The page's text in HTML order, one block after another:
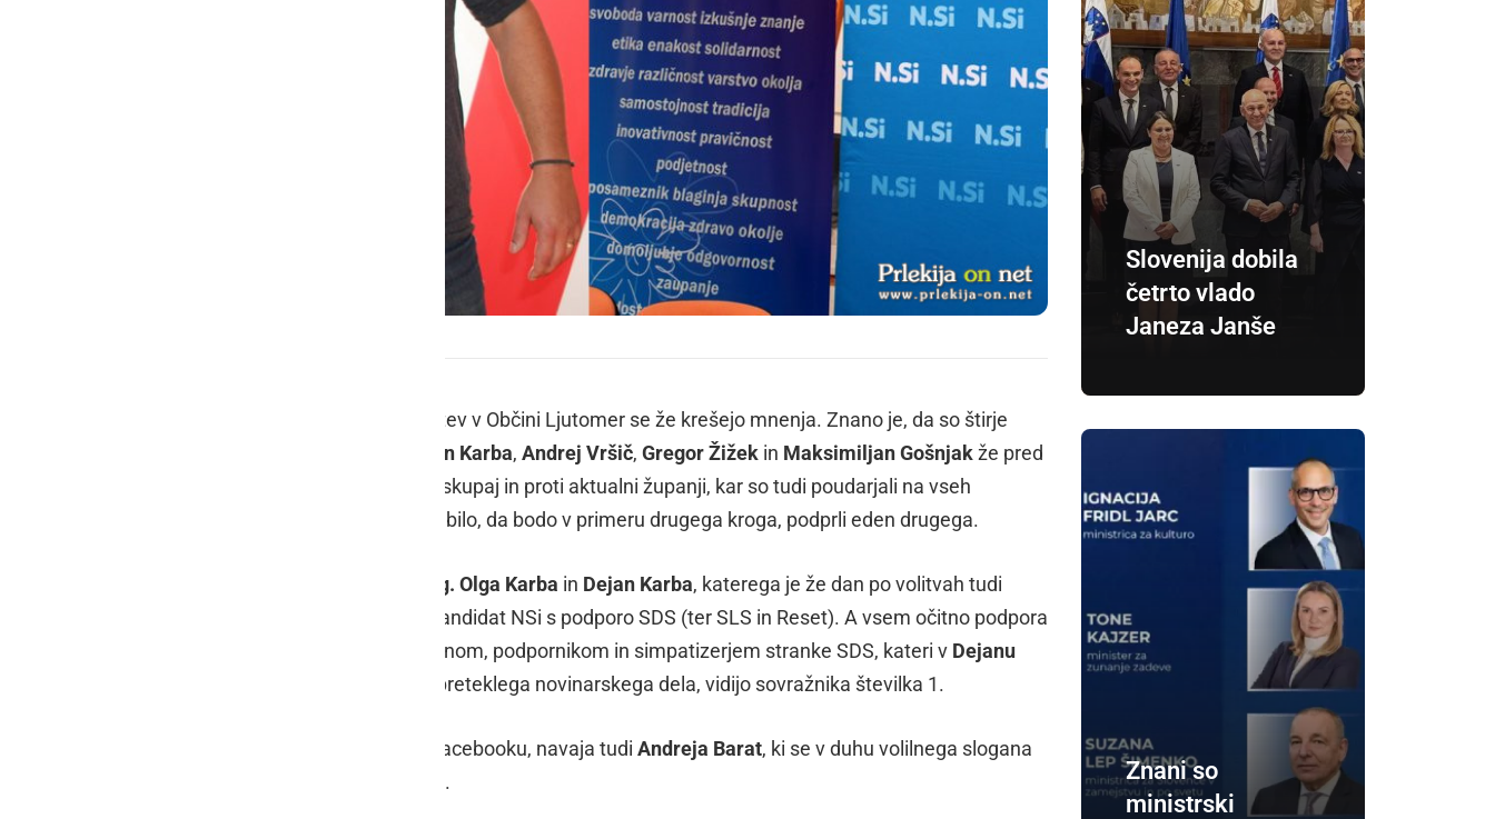
Pred drugim krogom županskih volitev v Občini Ljutomer se že krešejo mnenja. Znano je, da so štirje
Dejan Karba, Andrej Vršič, Gregor Žižek in Maksimiljan Gošnjakže pred
prvim krogom bolj kot ne, nastopali skupaj in proti aktualni županji, kar so tudi poudarjali na vseh
srečanjih in soočenjih. Jasno je tudi bilo, da bodo v primeru drugega kroga, podprli eden drugega.
mag. Olga Karba in Dejan Karba, katerega je že dan po volitvah tudi
, sicer kandidat NSi s podporo SDS (ter SLS in Reset). A vsem očitno podpora
ni tako samoumevna, predvsem članom, podpornikom in simpatizerjem stranke SDS, kateri v Dejanu
, predvsem zaradi njegovega preteklega novinarskega dela, vidijo sovražnika številka 1.
To v zapisu, ki smo ga zasledili na Facebooku, navaja tudi Andreja Barat, ki se v duhu volilnega slogana
".
Slovenija dobila
četrto vlado
Janeza Janše
Znani so
ministrski